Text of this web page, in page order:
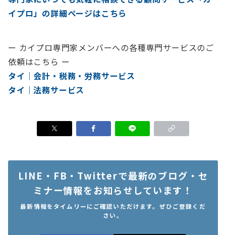
イプロ」の詳細ページはこちら
ー カイプロ専門家メンバーへの各種専門サービスのご
依頼はこちら ー
タイ｜会計・税務・労務サービス
タイ｜法務サービス
LINE・FB・Twitterで最新のブログ・セ
ミナー情報をお知らせしています！
最新情報をタイムリーにご確認いただけます。ぜひご登録くだ
さい。